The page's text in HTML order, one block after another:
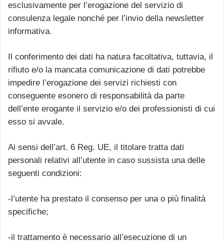
esclusivamente per l’erogazione del servizio di
consulenza legale nonché per l’invio della newsletter
informativa.
Il conferimento dei dati ha natura facoltativa, tuttavia, il
rifiuto e/o la mancata comunicazione di dati potrebbe
impedire l’erogazione dei servizi richiesti con
conseguente esonero di responsabilità da parte
dell’ente erogante il servizio e/o dei professionisti di cui
esso si avvale.
Ai sensi dell’art. 6 Reg. UE, il titolare tratta dati
personali relativi all’utente in caso sussista una delle
seguenti condizioni:
-l’utente ha prestato il consenso per una o più finalità
specifiche;
-il trattamento è necessario all’esecuzione di un